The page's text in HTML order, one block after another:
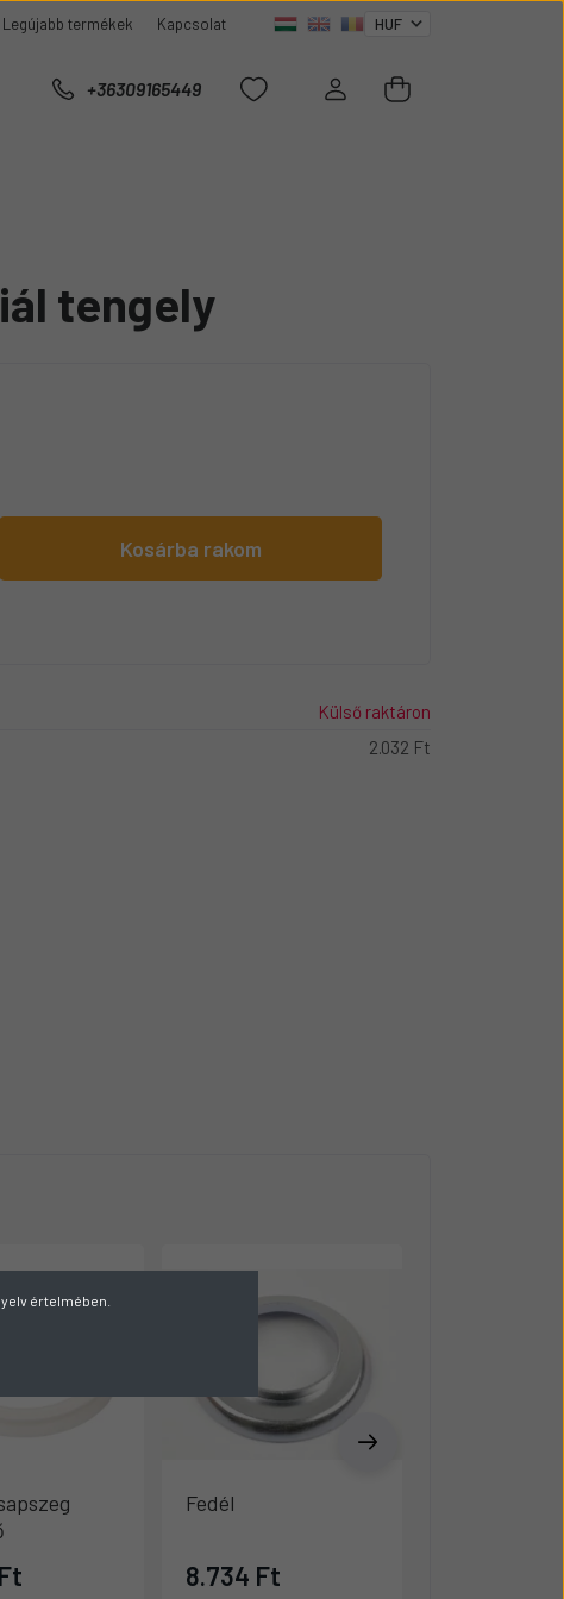
Legújabb termékek Kapcsolat
+36309165449
tengely
Kosárba rakom
Külső raktáron
2.032 Ft
Fedél
8.734 Ft
értelmében.